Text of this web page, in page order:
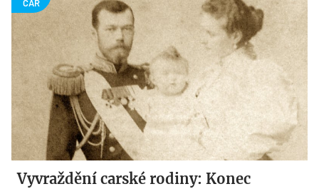
Vyvraždění carské rodiny: Konec